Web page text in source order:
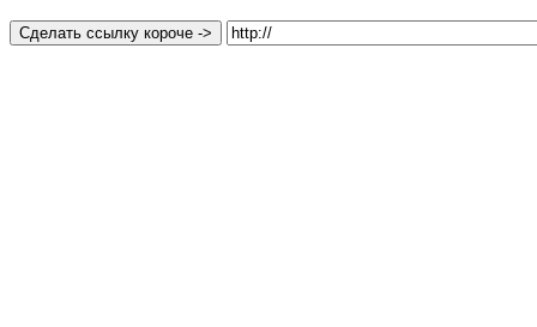
Сделать ссылку короче ->